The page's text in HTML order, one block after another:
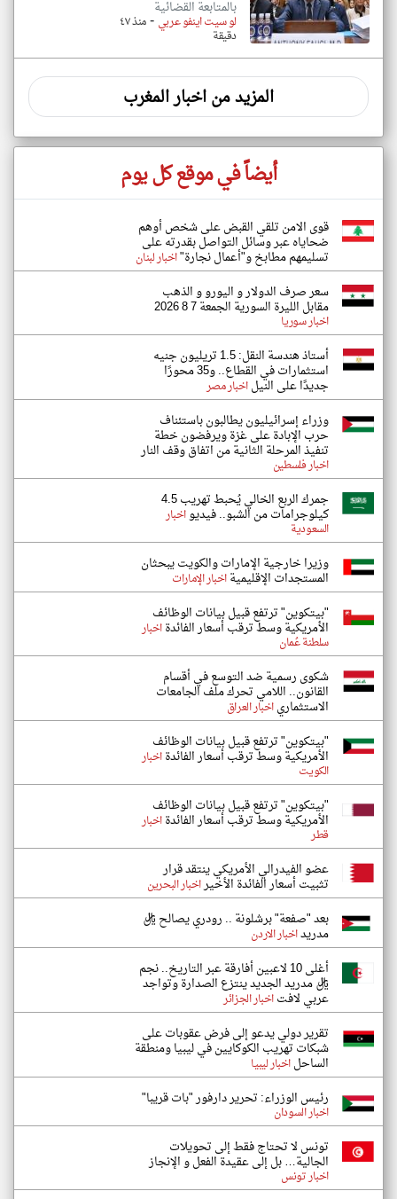
بالمتابعة القضائية
لو سيت اينفو عربي - منذ ٤٧
دقيقة
المزيد من اخبار المغرب
أيضاً في موقع كل يوم
قوى الامن تلقي القبض على شخص أوهم
ضحاياه عبر وسائل التواصل بقدرته على
تسليمهم مطابخ و"أعمال نجارة"اخبار لبنان
سعر صرف الدولار و اليورو و الذهب
مقابل الليرة السورية الجمعة 7 8 2026
اخبار سوريا
أستاذ هندسة النقل: 1.5 تريليون جنيه
استثمارات في القطاع.. و35 محورًا
جديدًا على النيلاخبار مصر
وزراء إسرائيليون يطالبون باستئناف
حرب الإبادة على غزة ويرفضون خطة
تنفيذ المرحلة الثانية من اتفاق وقف النار
اخبار فلسطين
جمرك الربع الخالي يُحبط تهريب 4.5
كيلوجرامات من الشبو.. فيديواخبار
السعودية
وزيرا خارجية الإمارات والكويت يبحثان
المستجدات الإقليميةاخبار الإمارات
"بيتكوين" ترتفع قبيل بيانات الوظائف
الأمريكية وسط ترقب أسعار الفائدةاخبار
سلطنة عُمان
شكوى رسمية ضد التوسع في أقسام
القانون.. اللامي تحرك ملف الجامعات
الاستثمارياخبار العراق
"بيتكوين" ترتفع قبيل بيانات الوظائف
الأمريكية وسط ترقب أسعار الفائدةاخبار
الكويت
"بيتكوين" ترتفع قبيل بيانات الوظائف
الأمريكية وسط ترقب أسعار الفائدةاخبار
قطر
عضو الفيدرالي الأمريكي ينتقد قرار
تثبيت أسعار الفائدة الأخيراخبار البحرين
بعد "صفعة" برشلونة .. رودري يصالح ريال
مدريداخبار الاردن
أغلى 10 لاعبين أفارقة عبر التاريخ.. نجم
ريال مدريد الجديد ينتزع الصدارة وتواجد
عربي لافتاخبار الجزائر
تقرير دولي يدعو إلى فرض عقوبات على
شبكات تهريب الكوكايين في ليبيا ومنطقة
الساحلاخبار ليبيا
رئيس الوزراء: تحرير دارفور "بات قريبا"
اخبار السودان
تونس لا تحتاج فقط إلى تحويلات
الجالية… بل إلى عقيدة الفعل و الإنجاز
اخبار تونس